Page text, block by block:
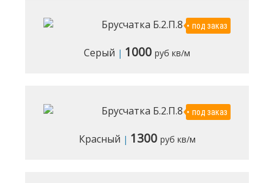
под заказ
Серый | 1000 руб кв/м
под заказ
Красный | 1300 руб кв/м